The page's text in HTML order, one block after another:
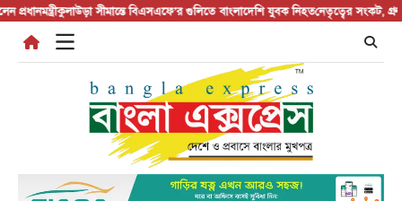
Skip
content
কুলাউড়া সীমান্তে বিএসএফে’র গুলিতে বাংলাদেশি যুবক নিহতনেতৃত্বের সংকট, গ্রুপিং